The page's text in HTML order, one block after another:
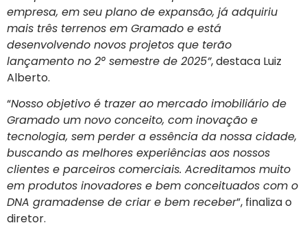
empresa, em seu plano de expansão, já adquiriu
mais três terrenos em Gramado e está
desenvolvendo novos projetos que terão
lançamento no 2° semestre de 2025”, destaca Luiz
Alberto.
“Nosso objetivo é trazer ao mercado imobiliário de
Gramado um novo conceito, com inovação e
tecnologia, sem perder a essência da nossa cidade,
buscando as melhores experiências aos nossos
clientes e parceiros comerciais. Acreditamos muito
em produtos inovadores e bem conceituados com o
DNA gramadense de criar e bem receber”, finaliza o
diretor.